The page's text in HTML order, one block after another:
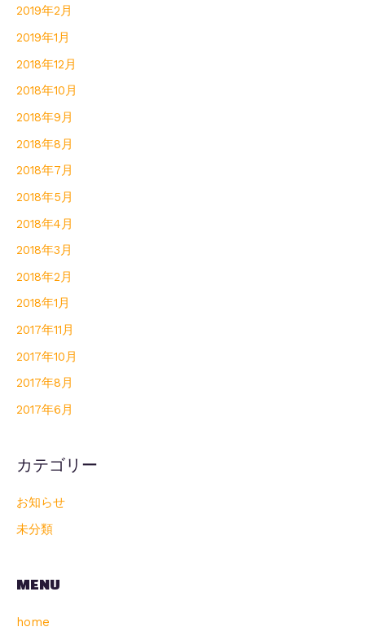
2019年2月
2019年1月
2018年12月
2018年10月
2018年9月
2018年8月
2018年7月
2018年5月
2018年4月
2018年3月
2018年2月
2018年1月
2017年11月
2017年10月
2017年8月
2017年6月
カテゴリー
お知らせ
未分類
MENU
home